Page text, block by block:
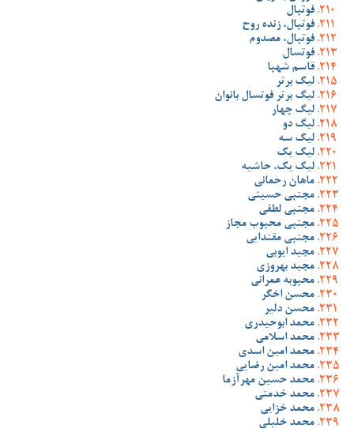
فوتبال
فوتبال، زنده روح
فوتبال، مصدوم
فوتسال
قاسم شهبا
لیگ برتر
لیگ برتر فوتسال بانوان
لیگ چهار
لیگ دو
لیگ سه
لیگ یک
لیگ یک، حاشیه
ماهان رحمانی
مجتبی حسینی
مجتبی لطفی
مجتبی محبوب مجاز
مجتبی مقتدایی
مجید ایوبی
مجید بهروزی
محبوبه عمرانی
محسن اخگر
محسن دلیر
محمد ابوحیدری
محمد اسلامی
محمد امین اسدی
محمد امین رضایی
محمد حسین مهرآزما
محمد خدمتی
محمد خزایی
محمد خلیلی